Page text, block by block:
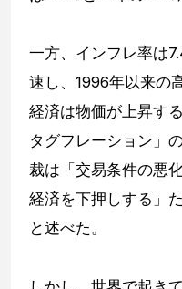
一方、インフレ率は
速し、1996年以来の
経済は物価が上昇す
タグフレーション」
裁は「交易条件の悪
経済を下押しする」
と述べた。